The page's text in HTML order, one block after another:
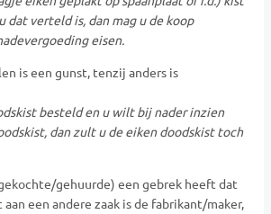
dat verteld is, dan mag u de koop
eisen.
is een gunst, tenzij anders is
besteld en u wilt bij nader inzien
dan zult u de eiken doodskist toch
gehuurde) een gebrek heeft dat
een andere zaak is de fabrikant/maker,